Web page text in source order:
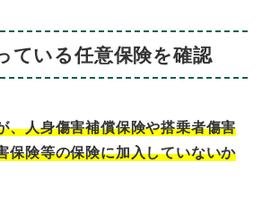
ている任意保険を確認
、人身傷害補償保険や搭乗者傷害
保険等の保険に加入していないか